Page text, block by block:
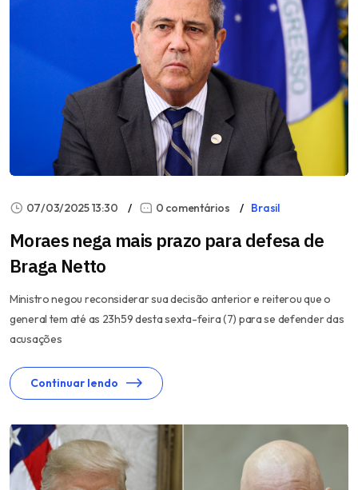
07/03/2025 13:30 0 comentários Brasil
Moraes nega mais prazo para defesa de
Braga Netto
Ministro negou reconsiderar sua decisão anterior e reiterou que o
general tem até as 23h59 desta sexta-feira (7) para se defender das
acusações
Continuar lendo